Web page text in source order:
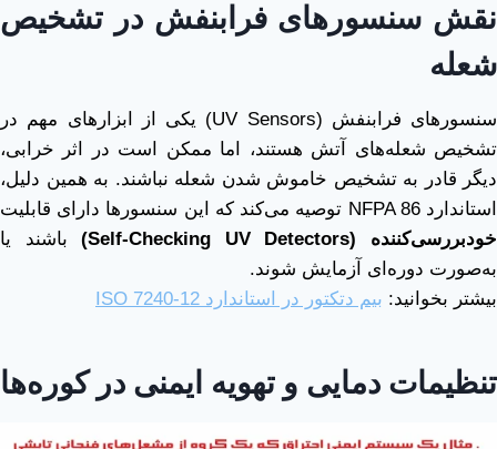
نقش سنسورهای فرابنفش در تشخیص
شعله
سنسورهای فرابنفش (UV Sensors) یکی از ابزارهای مهم در
تشخیص شعله‌های آتش هستند، اما ممکن است در اثر خرابی،
دیگر قادر به تشخیص خاموش شدن شعله نباشند. به همین دلیل،
استاندارد NFPA 86 توصیه می‌کند که این سنسورها دارای قابلیت
خودبررسی‌کننده (Self-Checking UV Detectors)
باشند یا
به‌صورت دوره‌ای آزمایش شوند.
بیشتر بخوانید: بیم دتکتور در استاندارد ISO 7240-12
تنظیمات دمایی و تهویه ایمنی در کوره‌ها